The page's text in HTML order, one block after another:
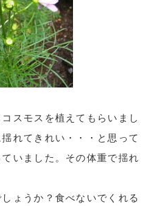
スモスを植えてもらいまし
れてきれい・・・と思って
いました。その体重で揺れ
ょうか？食べないでくれる